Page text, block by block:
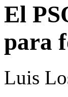
El
para
Luis